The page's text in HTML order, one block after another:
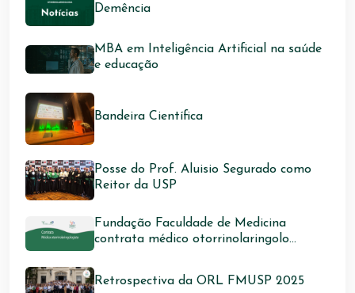
Demência
MBA em Inteligência Artificial na saúde
e educação
Bandeira Científica
Posse do Prof. Aluisio Segurado como
Reitor da USP
Fundação Faculdade de Medicina
contrata médico otorrinolaringolo...
Retrospectiva da ORL FMUSP 2025